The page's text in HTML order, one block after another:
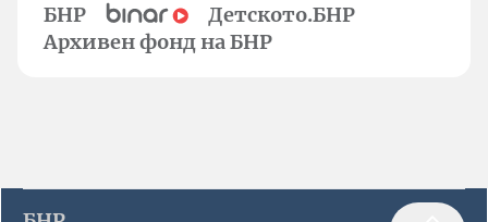
БНР
Детското.БНР
Архивен фонд на БНР